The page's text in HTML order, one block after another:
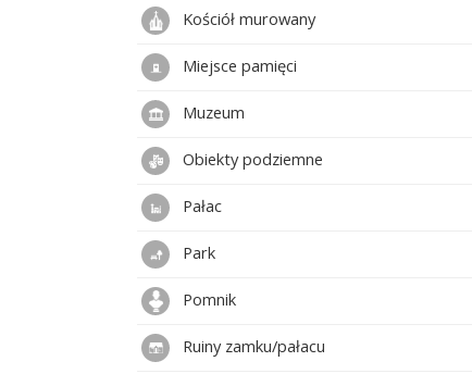
Kościół murowany
Miejsce pamięci
Muzeum
Obiekty podziemne
Pałac
Park
Pomnik
Ruiny zamku/pałacu